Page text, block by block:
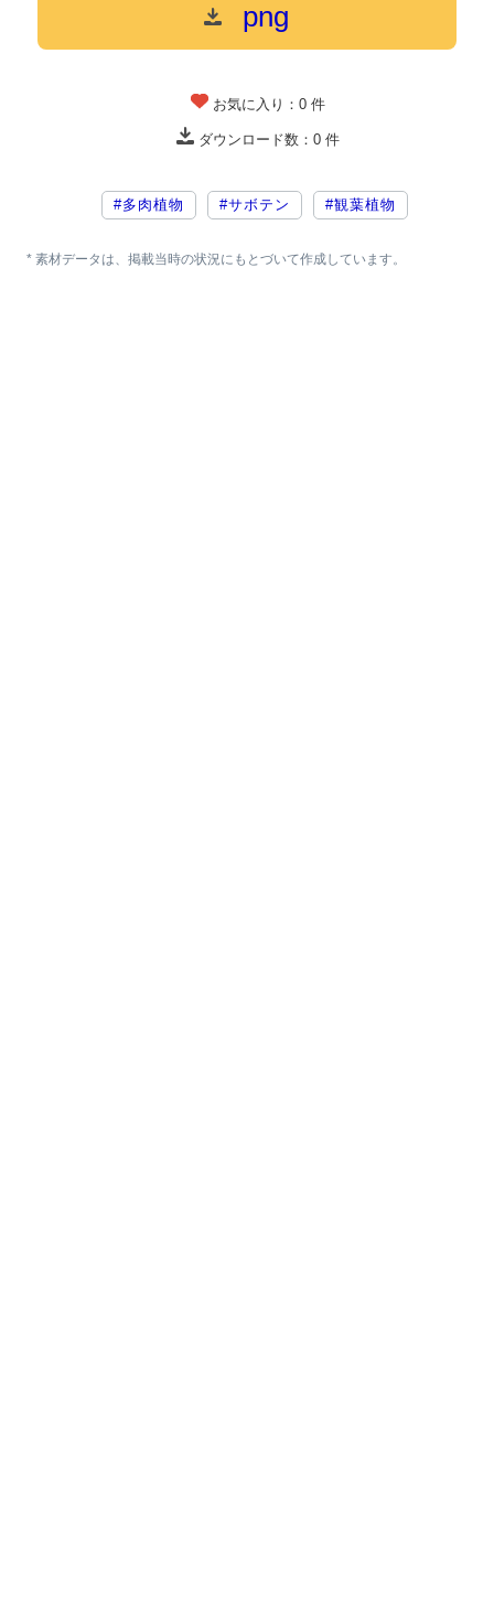
png
お気に入り：0 件
ダウンロード数：0 件
#多肉植物 #サボテン #観葉植物
* 素材データは、掲載当時の状況にもとづいて作成しています。